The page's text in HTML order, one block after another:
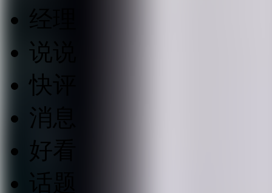
说说
快评
消息
好看
话题